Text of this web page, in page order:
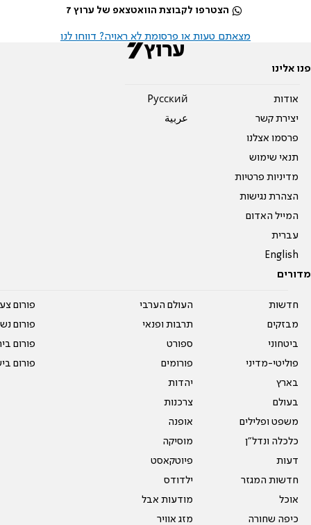
הצטרפו לקבוצת הוואטצאפ של ערוץ 7
מצאתם טעות או פרסומת לא ראויה? דווחו לנו
פנו אלינו
אודות
יצירת קשר
פרסמו אצלנו
תנאי שימוש
מדיניות פרטיות
הצהרת נגישות
המייל האדום
עברית
English
Pусский
عربية
מדורים
חדשות
מבזקים
ביטחוני
פוליטי-מדיני
בארץ
בעולם
משפט ופלילים
כלכלה ונדל"ן
דעות
חדשות המגזר
אוכל
כיפה שחורה
העולם הערבי
תרבות ופנאי
ספורט
פורומים
יהדות
צרכנות
אופנה
מוסיקה
פיוטקאסט
ילדודס
מודעות אבל
מזג אוויר
פורום
פורום
פורום
פורום